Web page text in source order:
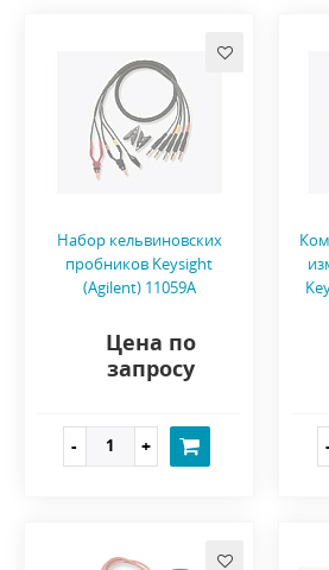
Набор кельвиновских
пробников Keysight
(Agilent) 11059A
Цена по
запросу